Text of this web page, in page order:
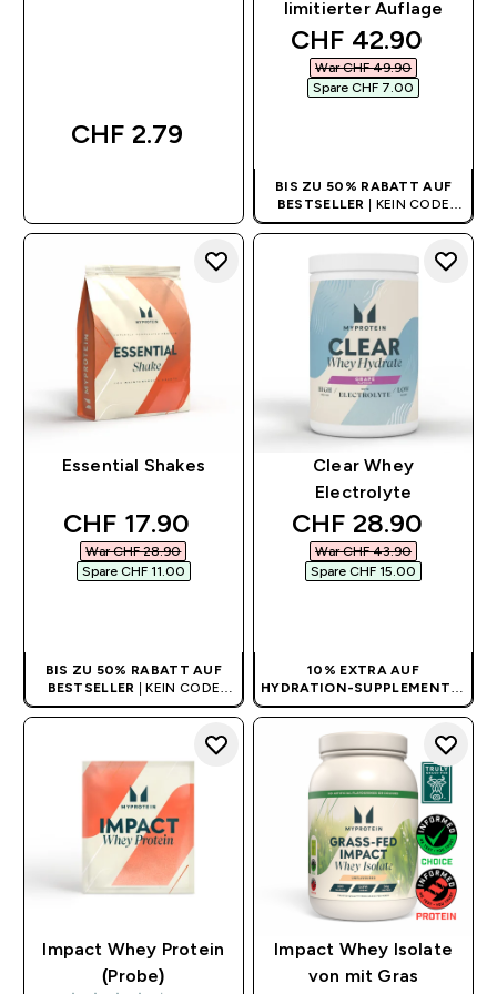
CHF 2.79‎
limitierter Auflage
discounted price
CHF 42.90‎
War CHF 49.90‎
Spare CHF 7.00‎
BIS ZU 50% RABATT AUF
BESTSELLER
| KEIN CODE
BENÖTIGT
Essential Shakes
discounted price
CHF 17.90‎
War CHF 28.90‎
Spare CHF 11.00‎
BIS ZU 50% RABATT AUF
BESTSELLER
| KEIN CODE
BENÖTIGT
Clear Whey
Electrolyte
discounted price
CHF 28.90‎
War CHF 43.90‎
Spare CHF 15.00‎
10% EXTRA AUF
HYDRATION-SUPPLEMENTE|
KEIN CODE BENÖTIGT
Impact Whey Protein
(Probe)
Impact Whey Isolate
von mit Gras